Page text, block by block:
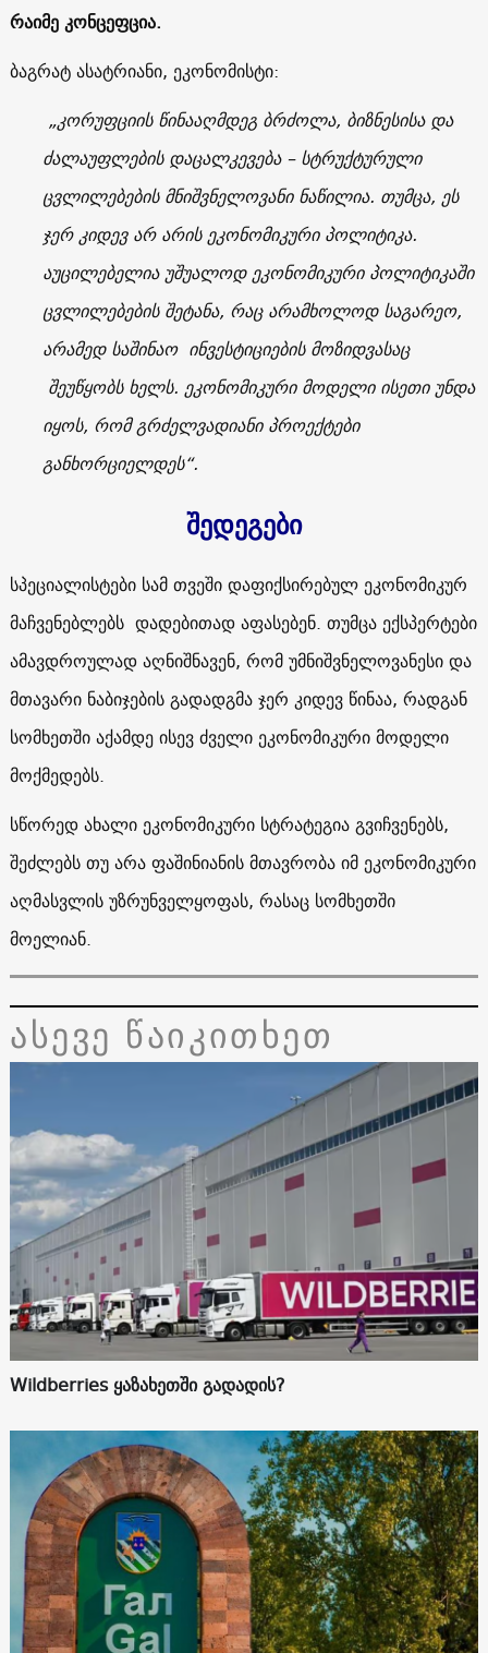
რაიმე კონცეფცია.
ბაგრატ ასატრიანი, ეკონომისტი:
„კორუფციის წინააღმდეგ ბრძოლა, ბიზნესისა და
ძალაუფლების დაცალკევება – სტრუქტურული
ცვლილებების მნიშვნელოვანი ნაწილია. თუმცა, ეს
ჯერ კიდევ არ არის ეკონომიკური პოლიტიკა.
აუცილებელია უშუალოდ ეკონომიკური პოლიტიკაში
ცვლილებების შეტანა, რაც არამხოლოდ საგარეო,
არამედ საშინაო ინვესტიციების მოზიდვასაც
შეუწყობს ხელს. ეკონომიკური მოდელი ისეთი უნდა
იყოს, რომ გრძელვადიანი პროექტები
განხორციელდეს“.
შედეგები
სპეციალისტები სამ თვეში დაფიქსირებულ ეკონომიკურ
მაჩვენებლებს დადებითად აფასებენ. თუმცა ექსპერტები
ამავდროულად აღნიშნავენ, რომ უმნიშვნელოვანესი და
მთავარი ნაბიჯების გადადგმა ჯერ კიდევ წინაა, რადგან
სომხეთში აქამდე ისევ ძველი ეკონომიკური მოდელი
მოქმედებს.
სწორედ ახალი ეკონომიკური სტრატეგია გვიჩვენებს,
შეძლებს თუ არა ფაშინიანის მთავრობა იმ ეკონომიკური
აღმასვლის უზრუნველყოფას, რასაც სომხეთში
მოელიან.
ასევე წაიკითხეთ
Wildberries ყაზახეთში გადადის?